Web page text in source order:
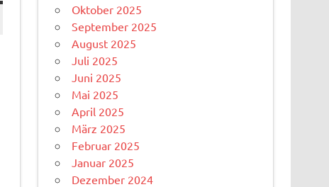
Oktober 2025
September 2025
August 2025
Juli 2025
Juni 2025
Mai 2025
April 2025
März 2025
Februar 2025
Januar 2025
Dezember 2024